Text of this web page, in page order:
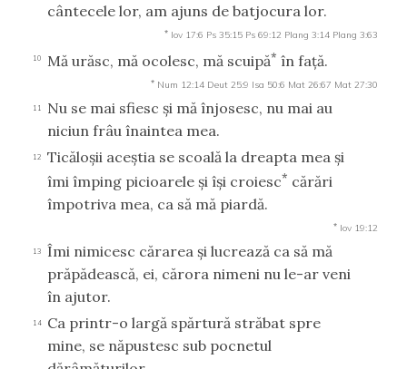
cântecele lor, am ajuns de batjocura lor.
* Iov 17:6 Ps 35:15 Ps 69:12 Plang 3:14 Plang 3:63
10 Mă urăsc, mă ocolesc, mă scuipă* în faţă.
* Num 12:14 Deut 25:9 Isa 50:6 Mat 26:67 Mat 27:30
11
Nu se mai sfiesc şi mă înjosesc, nu mai au
niciun frâu înaintea mea.
12
Ticăloşii aceştia se scoală la dreapta mea şi
îmi împing picioarele şi îşi croiesc* cărări
împotriva mea, ca să mă piardă.
* Iov 19:12
13
Îmi nimicesc cărarea şi lucrează ca să mă
prăpădească, ei, cărora nimeni nu le-ar veni
în ajutor.
14
Ca printr-o largă spărtură străbat spre
mine, se năpustesc sub pocnetul